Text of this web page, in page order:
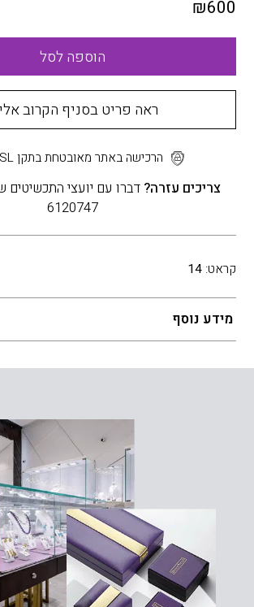
₪600
הוספה לסל
ראה פריט בסניף הקרוב
הרכישה באתר מאובטחת בתקן SSL מוצפן
צריכים עזרה?
6120747
קראט: 14
מידע נוסף